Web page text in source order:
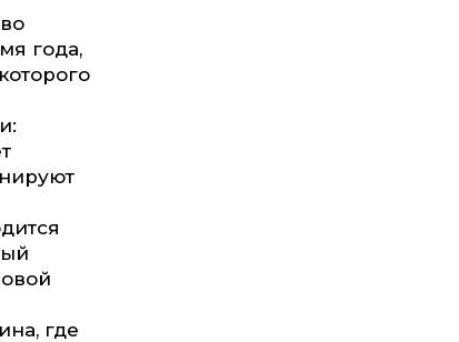
года,
где